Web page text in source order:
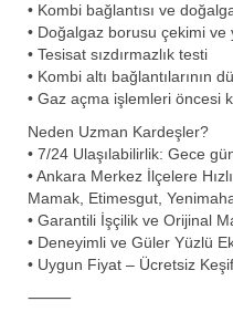
• Kombi bağlantısı ve
• Doğalgaz borusu çekimi ve
• Tesisat sızdırmazlık testi
• Kombi altı bağlantılarının
• Gaz açma işlemleri öncesi
Neden Uzman Kardeşler?
• 7/24 Ulaşılabilirlik: Gece
• Ankara Merkez İlçelere
Mamak, Etimesgut,
• Garantili İşçilik ve Orijinal
• Deneyimli ve Güler Yüzlü
• Uygun Fiyat – Ücretsiz
⸻